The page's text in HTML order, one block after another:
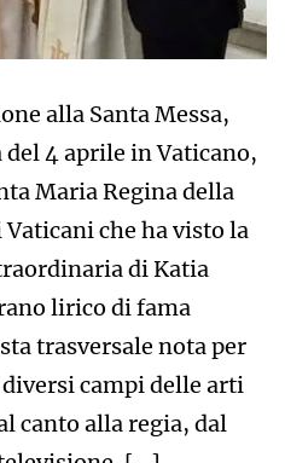
alla Santa Messa,
4 aprile in Vaticano,
Maria Regina della
che ha visto la
di Katia
lirico di fama
trasversale nota per
campi delle arti
canto alla regia, dal